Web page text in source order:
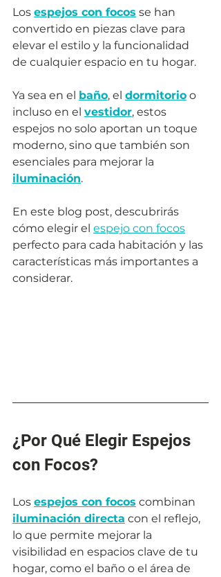
Los espejos con focos se han
convertido en piezas clave para
elevar el estilo y la funcionalidad
de cualquier espacio en tu hogar.
Ya sea en el baño, el dormitorio o
incluso en el vestidor, estos
espejos no solo aportan un toque
moderno, sino que también son
esenciales para mejorar la
iluminación.
En este blog post, descubrirás
cómo elegir el espejo con focos
perfecto para cada habitación y las
características más importantes a
considerar.
¿Por Qué Elegir Espejos
con Focos?
Los espejos con focos combinan
iluminación directa con el reflejo,
lo que permite mejorar la
visibilidad en espacios clave de tu
hogar, como el baño o el área de